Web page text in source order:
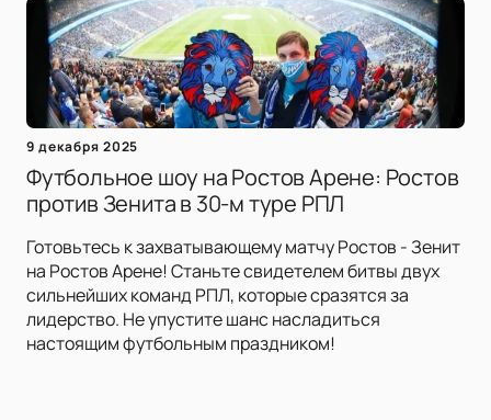
9 декабря 2025
Футбольное шоу на Ростов Арене: Ростов
против Зенита в 30-м туре РПЛ
Готовьтесь к захватывающему матчу Ростов - Зенит
на Ростов Арене! Станьте свидетелем битвы двух
сильнейших команд РПЛ, которые сразятся за
лидерство. Не упустите шанс насладиться
настоящим футбольным праздником!